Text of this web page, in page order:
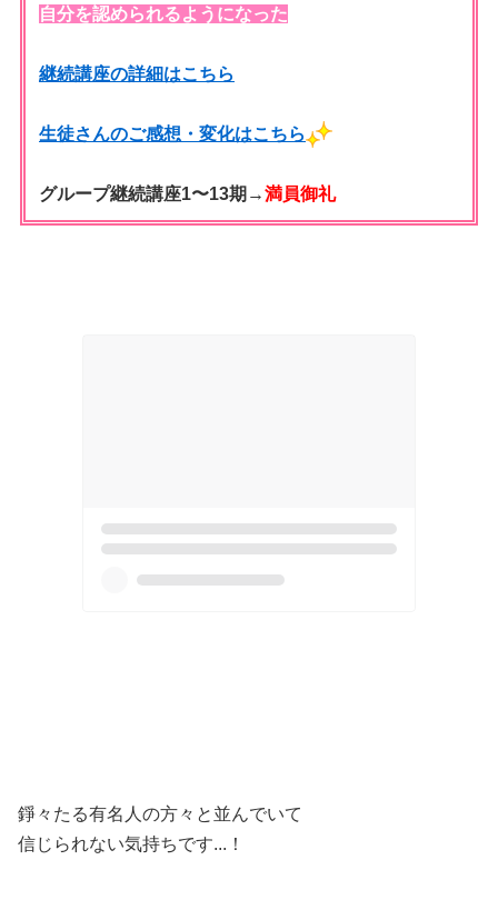
自分を認められるようになった
継続講座の詳細はこちら
生徒さんのご感想・変化はこちら
グループ継続講座1〜13期→満員御礼
錚々たる有名人の方々と並んでいて
信じられない気持ちです...！